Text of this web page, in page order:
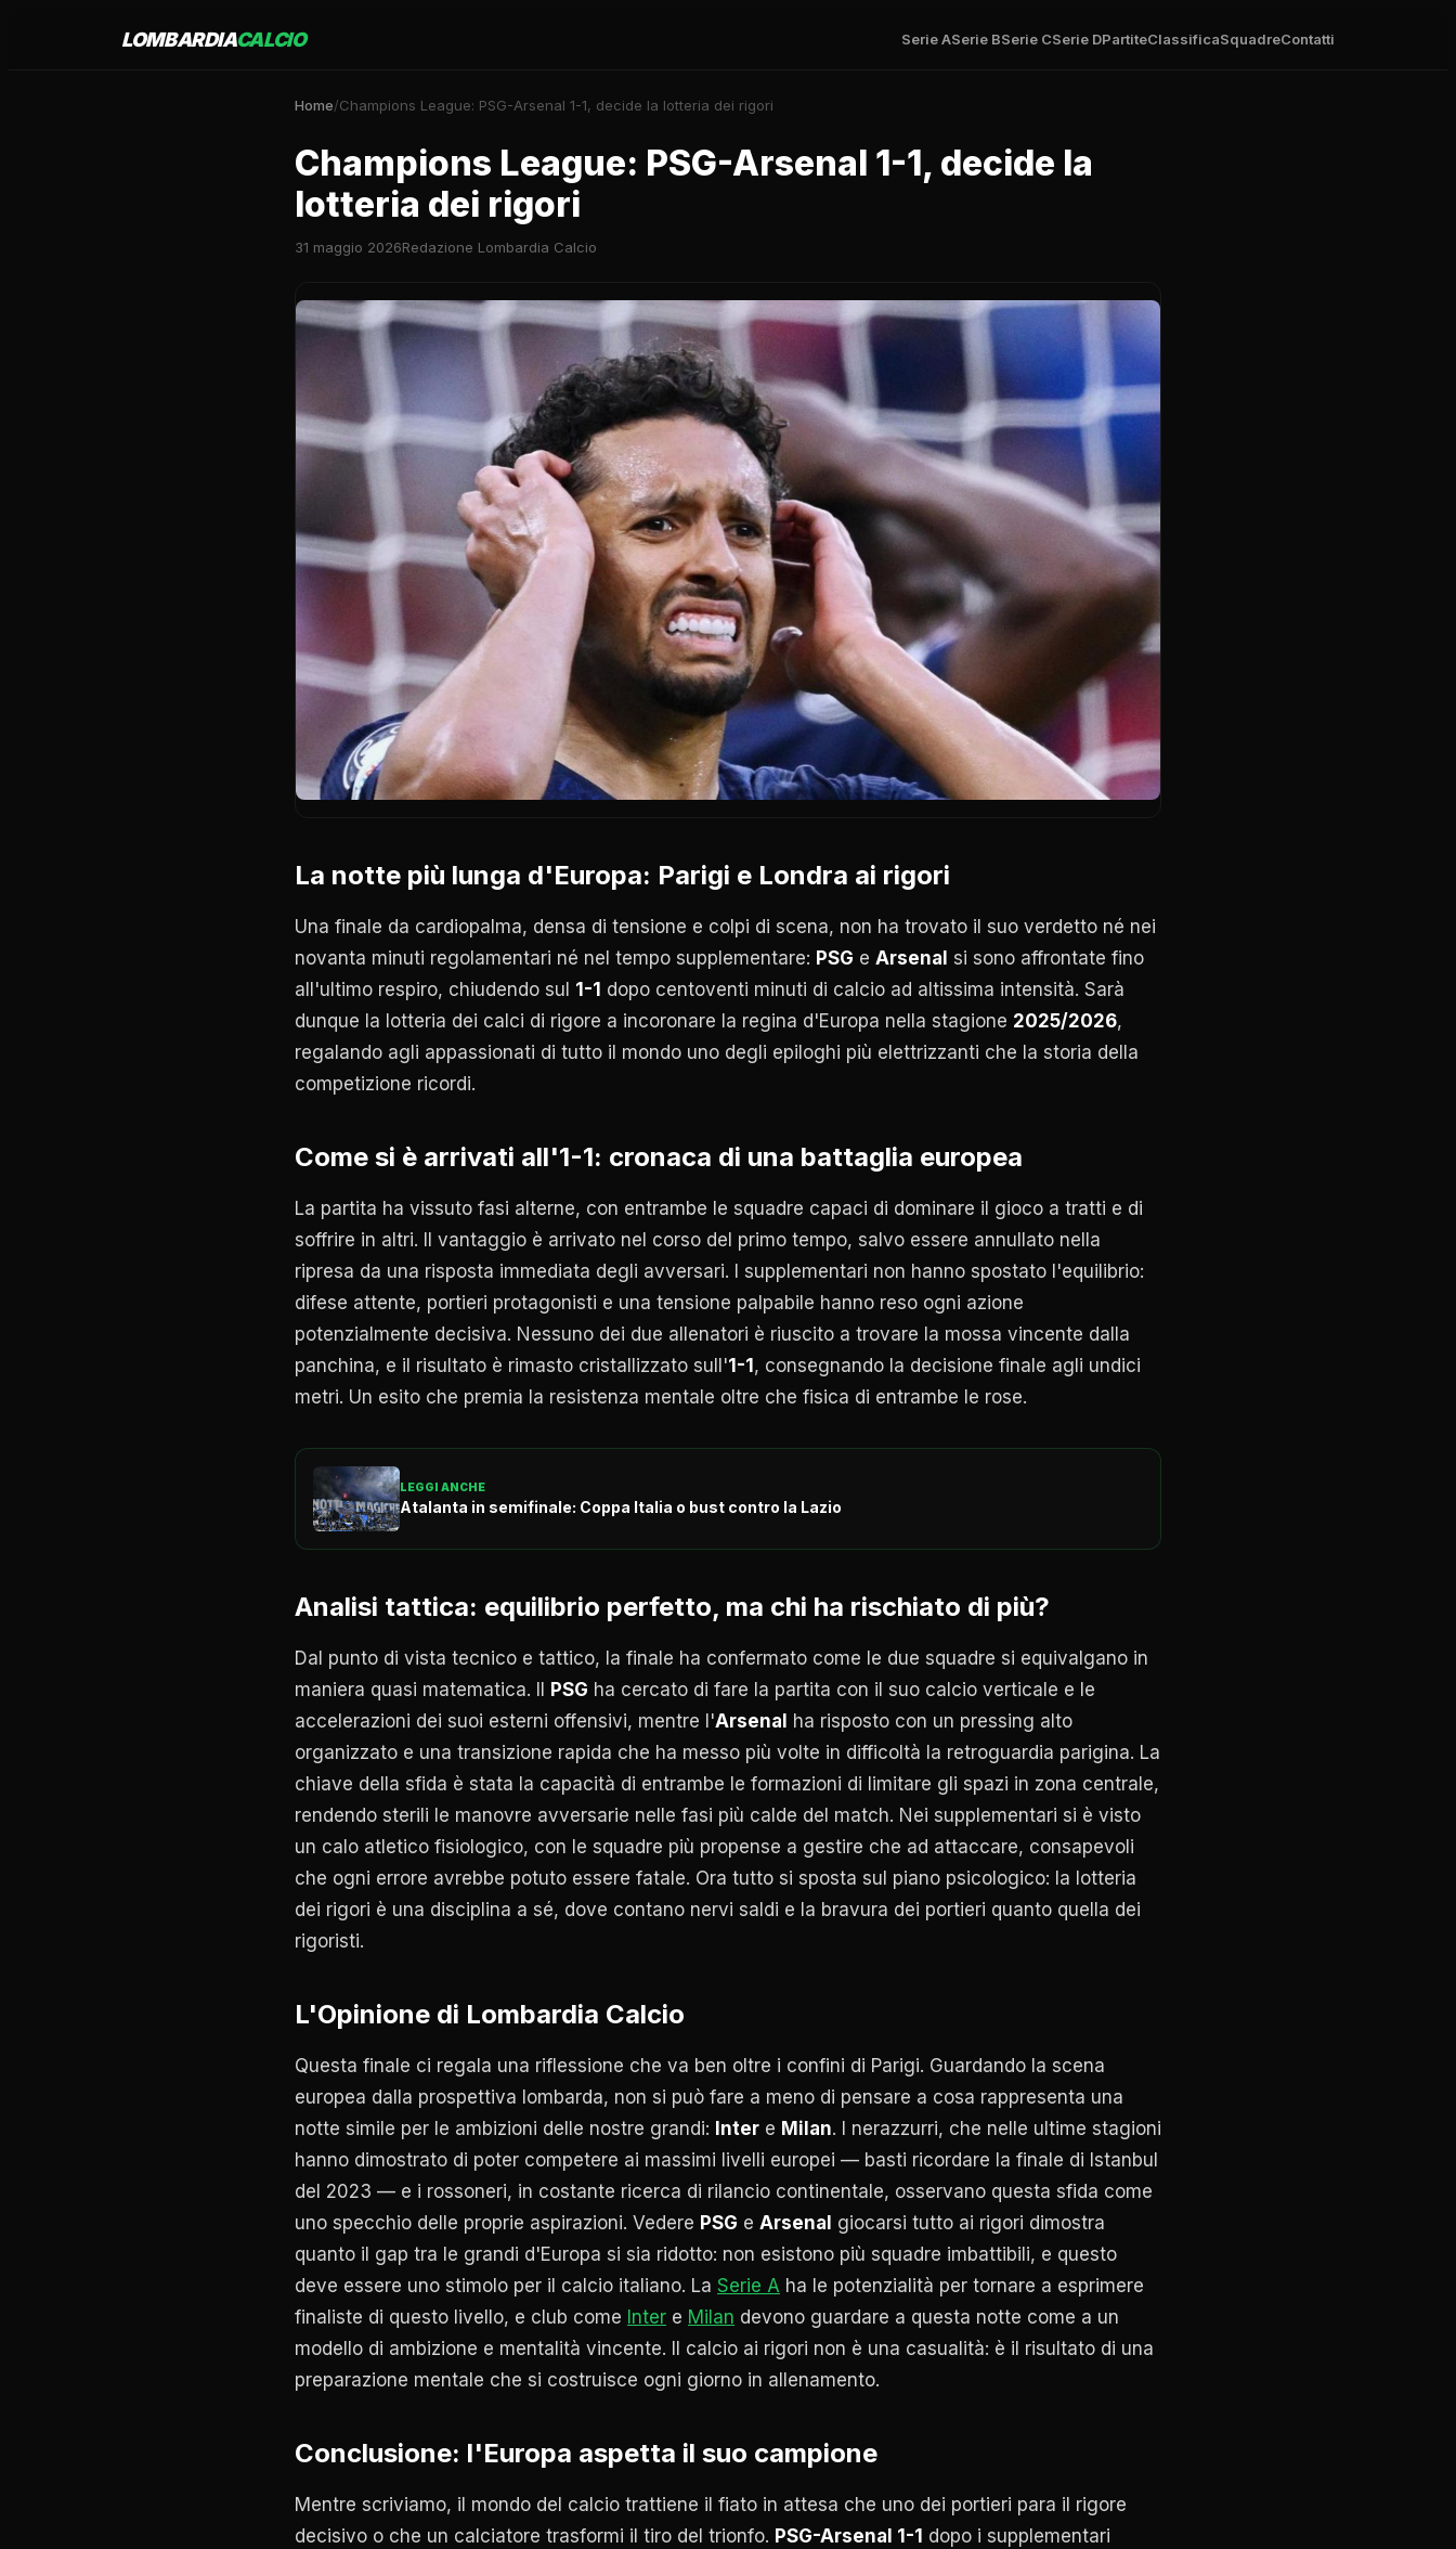
LOMBARDIACALCIO Serie ASerie BSerie CSerie DPartiteClassificaSquadreContatti
Home/Champions League: PSG-Arsenal 1-1, decide la lotteria dei rigori
Champions League: PSG-Arsenal 1-1, decide la
lotteria dei rigori
31 maggio 2026Redazione Lombardia Calcio
La notte più lunga d'Europa: Parigi e Londra ai rigori
Una finale da cardiopalma, densa di tensione e colpi di scena, non ha trovato il suo verdetto né nei
novanta minuti regolamentari né nel tempo supplementare: PSG e Arsenal si sono affrontate fino
all'ultimo respiro, chiudendo sul 1-1 dopo centoventi minuti di calcio ad altissima intensità. Sarà
dunque la lotteria dei calci di rigore a incoronare la regina d'Europa nella stagione 2025/2026,
regalando agli appassionati di tutto il mondo uno degli epiloghi più elettrizzanti che la storia della
competizione ricordi.
Come si è arrivati all'1-1: cronaca di una battaglia europea
La partita ha vissuto fasi alterne, con entrambe le squadre capaci di dominare il gioco a tratti e di
soffrire in altri. Il vantaggio è arrivato nel corso del primo tempo, salvo essere annullato nella
ripresa da una risposta immediata degli avversari. I supplementari non hanno spostato l'equilibrio:
difese attente, portieri protagonisti e una tensione palpabile hanno reso ogni azione
potenzialmente decisiva. Nessuno dei due allenatori è riuscito a trovare la mossa vincente dalla
panchina, e il risultato è rimasto cristallizzato sull'1-1 , consegnando la decisione finale agli undici
metri. Un esito che premia la resistenza mentale oltre che fisica di entrambe le rose.
LEGGI ANCHE
Atalanta in semifinale: Coppa Italia o bust contro la Lazio
Analisi tattica: equilibrio perfetto, ma chi ha rischiato di più?
Dal punto di vista tecnico e tattico, la finale ha confermato come le due squadre si equivalgano in
maniera quasi matematica. Il
PSG ha cercato di fare la partita con il suo calcio verticale e le
accelerazioni dei suoi esterni offensivi, mentre l'Arsenal
ha risposto con un pressing alto
organizzato e una transizione rapida che ha messo più volte in difficoltà la retroguardia parigina. La
chiave della sfida è stata la capacità di entrambe le formazioni di limitare gli spazi in zona centrale,
rendendo sterili le manovre avversarie nelle fasi più calde del match. Nei supplementari si è visto
un calo atletico fisiologico, con le squadre più propense a gestire che ad attaccare, consapevoli
che ogni errore avrebbe potuto essere fatale. Ora tutto si sposta sul piano psicologico: la lotteria
dei rigori è una disciplina a sé, dove contano nervi saldi e la bravura dei portieri quanto quella dei
rigoristi.
L'Opinione di Lombardia Calcio
Questa finale ci regala una riflessione che va ben oltre i confini di Parigi. Guardando la scena
europea dalla prospettiva lombarda, non si può fare a meno di pensare a cosa rappresenta una
notte simile per le ambizioni delle nostre grandi: Inter e Milan. I nerazzurri, che nelle ultime stagioni
hanno dimostrato di poter competere ai massimi livelli europei — basti ricordare la finale di Istanbul
del 2023 — e i rossoneri, in costante ricerca di rilancio continentale, osservano questa sfida come
uno specchio delle proprie aspirazioni. Vedere PSG e Arsenal giocarsi tutto ai rigori dimostra
quanto il gap tra le grandi d'Europa si sia ridotto: non esistono più squadre imbattibili, e questo
deve essere uno stimolo per il calcio italiano. La Serie A ha le potenzialità per tornare a esprimere
finaliste di questo livello, e club come Inter e Milan devono guardare a questa notte come a un
modello di ambizione e mentalità vincente. Il calcio ai rigori non è una casualità: è il risultato di una
preparazione mentale che si costruisce ogni giorno in allenamento.
Conclusione: l'Europa aspetta il suo campione
Mentre scriviamo, il mondo del calcio trattiene il fiato in attesa che uno dei portieri para il rigore
decisivo o che un calciatore trasformi il tiro del trionfo. PSG-Arsenal 1-1 dopo i supplementari